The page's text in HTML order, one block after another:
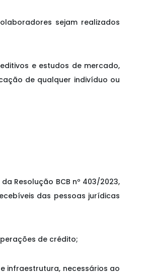
sejam realizados
e estudos de mercado,
de qualquer indivíduo ou
Resolução BCB nº 403/2023,
das pessoas jurídicas
de crédito;
infraestrutura, necessários ao